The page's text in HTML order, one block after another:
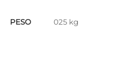
PESO 025 kg